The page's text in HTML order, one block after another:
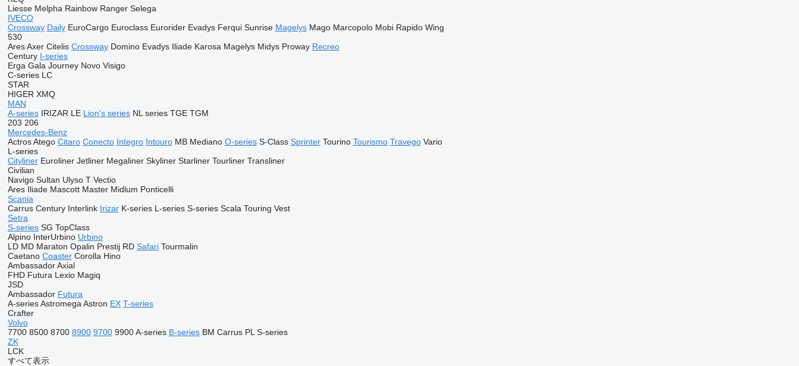
Liesse Melpha Rainbow Ranger Selega
IVECO
Crossway Daily EuroCargo Euroclass Eurorider Evadys Ferqui Sunrise Magelys Mago Marcopolo Mobi Rapido Wing
530
Ares Axer Citelis Crossway Domino Evadys Iliade Karosa Magelys Midys Proway Recreo
Century I-series
Erga Gala Journey Novo Visigo
C-series LC
STAR
HIGER XMQ
MAN
A-series IRIZAR LE Lion's series NL series TGE TGM
203 206
Mercedes-Benz
Actros Atego Citaro Conecto Integro Intouro MB Mediano O-series S-Class Sprinter Tourino Tourismo Travego Vario
L-series
Cityliner Euroliner Jetliner Megaliner Skyliner Starliner Tourliner Transliner
Civilian
Navigo Sultan Ulyso T Vectio
Ares Iliade Mascott Master Midlum Ponticelli
Scania
Carrus Century Interlink Irizar K-series L-series S-series Scala Touring Vest
Setra
S-series SG TopClass
Alpino InterUrbino Urbino
LD MD Maraton Opalin Prestij RD Safari Tourmalin
Caetano Coaster Corolla Hino
Ambassador Axial
FHD Futura Lexio Magiq
JSD
Ambassador Futura
A-series Astromega Astron EX T-series
Crafter
Volvo
7700 8500 8700 8900 9700 9900 A-series B-series BM Carrus PL S-series
ZK
LCK
すべて表示